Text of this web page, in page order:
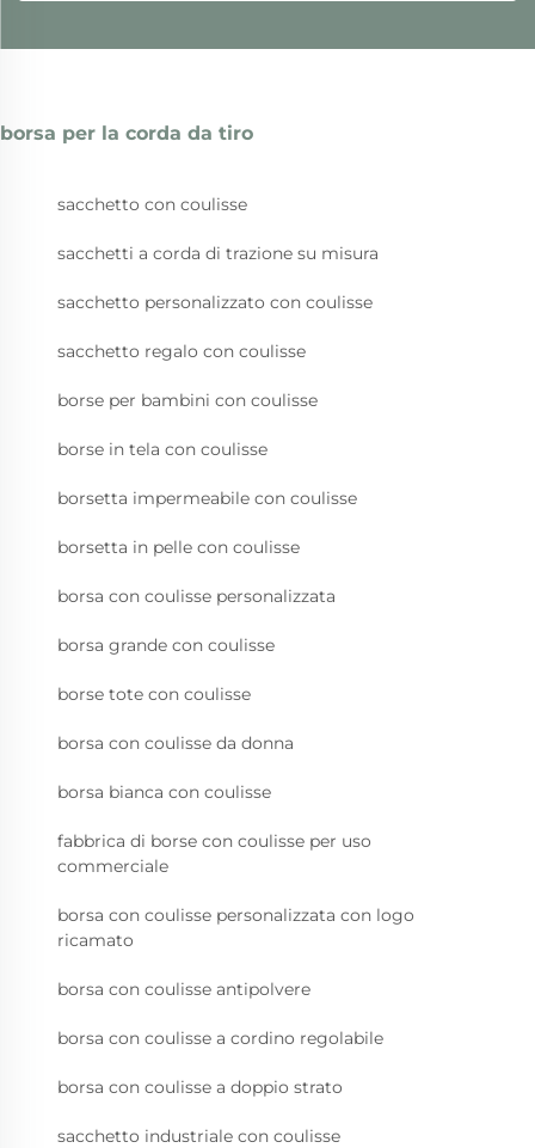
borsa per la corda da tiro
sacchetto con coulisse
sacchetti a corda di trazione su misura
sacchetto personalizzato con coulisse
sacchetto regalo con coulisse
borse per bambini con coulisse
borse in tela con coulisse
borsetta impermeabile con coulisse
borsetta in pelle con coulisse
borsa con coulisse personalizzata
borsa grande con coulisse
borse tote con coulisse
borsa con coulisse da donna
borsa bianca con coulisse
fabbrica di borse con coulisse per uso
commerciale
borsa con coulisse personalizzata con logo
ricamato
borsa con coulisse antipolvere
borsa con coulisse a cordino regolabile
borsa con coulisse a doppio strato
sacchetto industriale con coulisse